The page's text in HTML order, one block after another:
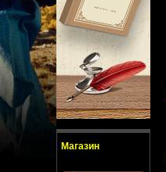
Магазин